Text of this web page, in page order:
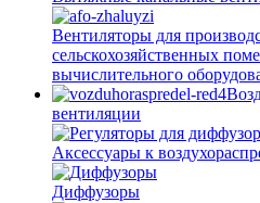
Вентиляторы для
сельскохозяйственных
вычислительного
вентиляции
Аксессуары к
Диффузоры